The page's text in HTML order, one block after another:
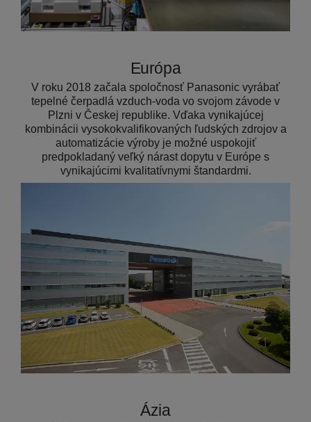
Európa
V roku 2018 začala spoločnosť Panasonic vyrábať
tepelné čerpadlá vzduch-voda vo svojom závode v
Plzni v Českej republike. Vďaka vynikajúcej
kombinácii vysokokvalifikovaných ľudských zdrojov a
automatizácie výroby je možné uspokojiť
predpokladaný veľký nárast dopytu v Európe s
vynikajúcimi kvalitatívnymi štandardmi.
Ázia